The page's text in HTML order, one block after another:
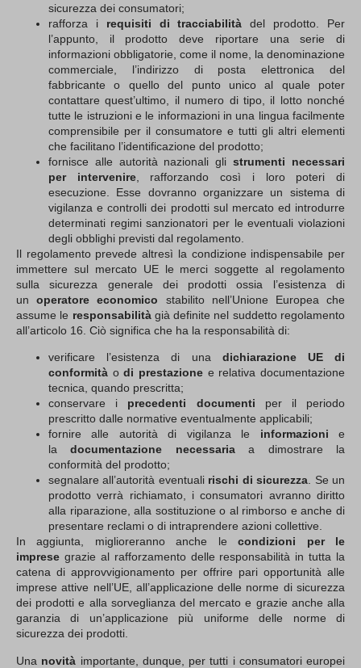
sicurezza dei consumatori;
rafforza i requisiti di tracciabilità del prodotto. Per
l’appunto, il prodotto deve riportare una serie di
informazioni obbligatorie, come il nome, la denominazione
commerciale, l’indirizzo di posta elettronica del
fabbricante o quello del punto unico al quale poter
contattare quest’ultimo, il numero di tipo, il lotto nonché
tutte le istruzioni e le informazioni in una lingua facilmente
comprensibile per il consumatore e tutti gli altri elementi
che facilitano l’identificazione del prodotto;
fornisce alle autorità nazionali glistrumenti necessari
per intervenire, rafforzando così i loro poteri di
esecuzione. Esse dovranno organizzare un sistema di
vigilanza e controlli dei prodotti sul mercato ed introdurre
determinati regimi sanzionatori per le eventuali violazioni
degli obblighi previsti dal regolamento.
Il regolamento prevede altresì la condizione indispensabile per
immettere sul mercato UE le merci soggette al regolamento
sulla sicurezza generale dei prodotti ossia l’esistenza di
unoperatore economico stabilito nell’Unione Europea che
assume le responsabilitàgià definite nel suddetto regolamento
all’articolo 16. Ciò significa che ha la responsabilità di:
verificare l’esistenza di una dichiarazione UE di
conformità odi prestazione e relativa documentazione
tecnica, quando prescritta;
conservare i precedenti documenti per il periodo
prescritto dalle normative eventualmente applicabili;
fornire alle autorità di vigilanza le informazioni e
ladocumentazione necessariaa dimostrare la
conformità del prodotto;
segnalare all’autorità eventuali rischi di sicurezza. Se un
prodotto verrà richiamato, i consumatori avranno diritto
alla riparazione, alla sostituzione o al rimborso e anche di
presentare reclami o di intraprendere azioni collettive.
In aggiunta, miglioreranno anche lecondizioni per le
imprese grazie al rafforzamento delle responsabilità in tutta la
catena di approvvigionamento per offrire pari opportunità alle
imprese attive nell’UE, all’applicazione delle norme di sicurezza
dei prodotti e alla sorveglianza del mercato e grazie anche alla
garanzia di un’applicazione più uniforme delle norme di
sicurezza dei prodotti.
Una novità importante, dunque, per tutti i consumatori europei